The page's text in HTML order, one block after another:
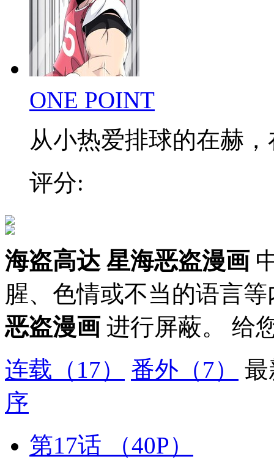
ONE POINT
从小热爱排球的在赫，
评分:
海盗高达 星海恶盗漫画
腥、色情或不当的语言
恶盗漫画 进行屏蔽。 给
连载 （17） 番外 （7）
最
序
第17话
（40P）